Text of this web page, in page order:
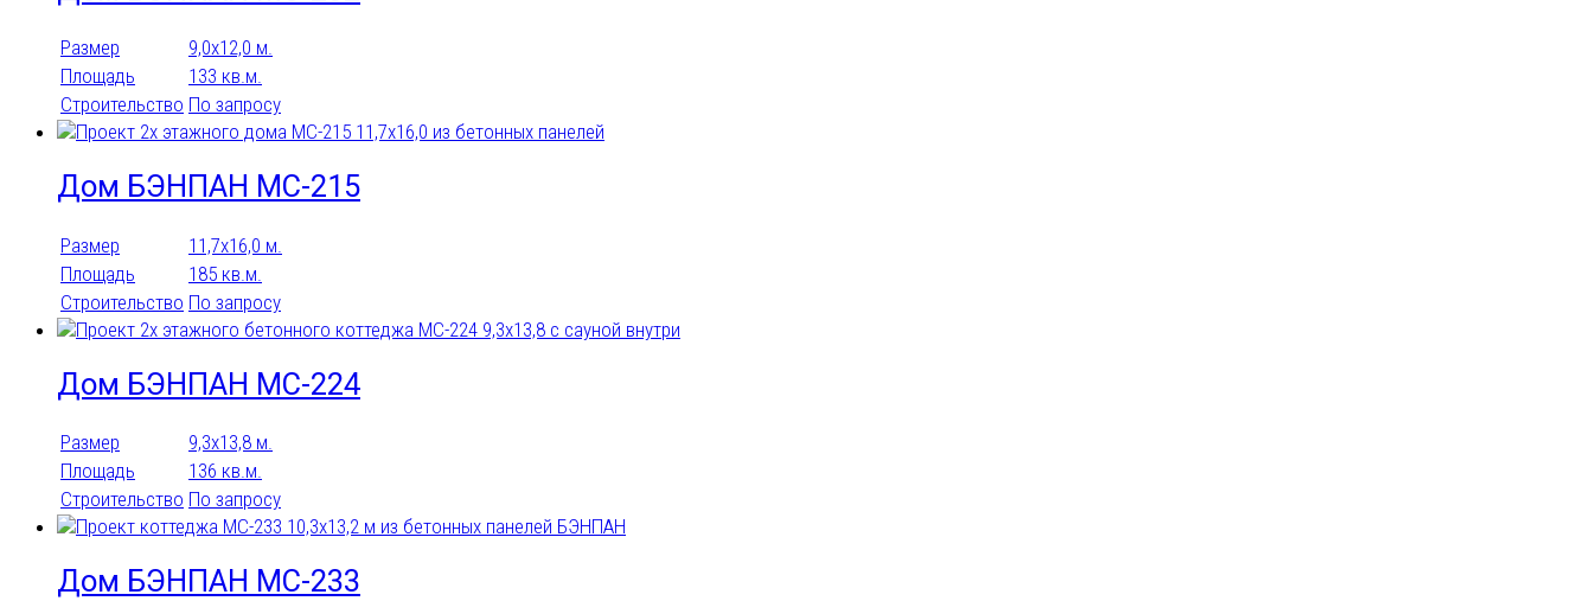
Размер
9,0х12,0 м.
Площадь
133 кв.м.
Строительство По запросу
Дом БЭНПАН МС-215
Размер
11,7х16,0 м.
Площадь
185 кв.м.
Строительство По запросу
Дом БЭНПАН МС-224
Размер
9,3х13,8 м.
Площадь
136 кв.м.
Строительство По запросу
Дом БЭНПАН МС-233